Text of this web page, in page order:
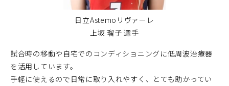
日立Astemoリヴァーレ
上坂 瑠子 選手
試合時の移動や自宅でのコンディショニングに低周波治療器
を活用しています。
手軽に使えるので日常に取り入れやすく、とても助かってい